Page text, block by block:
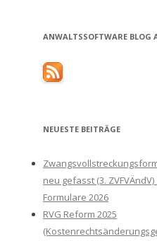
ANWALTSSOFTWARE BLOG
NEUESTE BEITRÄGE
neu gefasst (3. ZVFVÄndV)
Formulare 2026
RVG Reform 2025